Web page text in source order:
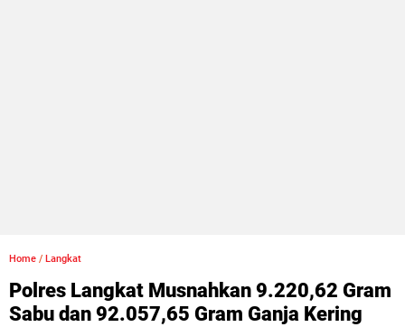
Home / Langkat
Polres Langkat Musnahkan 9.220,62 Gram
Sabu dan 92.057,65 Gram Ganja Kering